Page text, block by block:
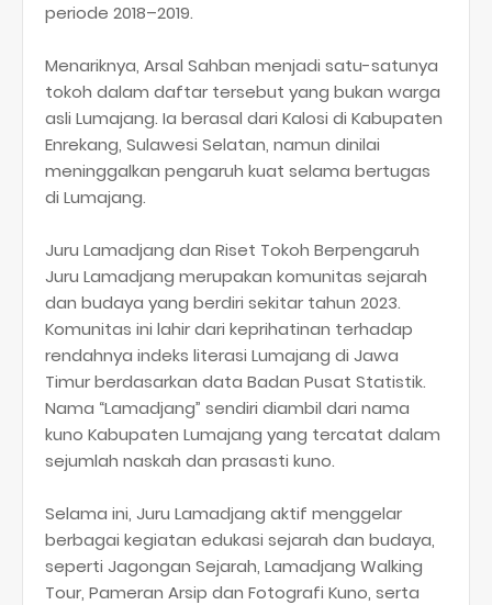
periode 2018–2019.
Menariknya, Arsal Sahban menjadi satu-satunya
tokoh dalam daftar tersebut yang bukan warga
asli Lumajang. Ia berasal dari Kalosi di Kabupaten
Enrekang, Sulawesi Selatan, namun dinilai
meninggalkan pengaruh kuat selama bertugas
di Lumajang.
Juru Lamadjang dan Riset Tokoh Berpengaruh
Juru Lamadjang merupakan komunitas sejarah
dan budaya yang berdiri sekitar tahun 2023.
Komunitas ini lahir dari keprihatinan terhadap
rendahnya indeks literasi Lumajang di Jawa
Timur berdasarkan data Badan Pusat Statistik.
Nama “Lamadjang” sendiri diambil dari nama
kuno Kabupaten Lumajang yang tercatat dalam
sejumlah naskah dan prasasti kuno.
Selama ini, Juru Lamadjang aktif menggelar
berbagai kegiatan edukasi sejarah dan budaya,
seperti Jagongan Sejarah, Lamadjang Walking
Tour, Pameran Arsip dan Fotografi Kuno, serta